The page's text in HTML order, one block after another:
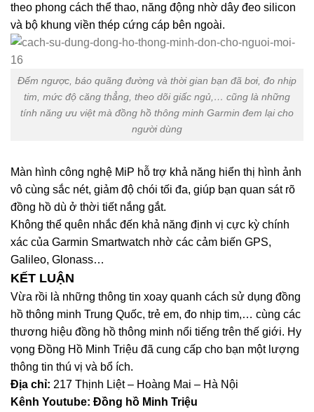
theo phong cách thể thao, năng động nhờ dây đeo silicon
và bộ khung viền thép cứng cáp bên ngoài.
Đếm ngược, báo quãng đường và thời gian bạn đã bơi, đo nhịp
tim, mức độ căng thẳng, theo dõi giấc ngủ,… cũng là những
tính năng ưu việt mà đồng hồ thông minh Garmin đem lại cho
người dùng
Màn hình công nghệ MiP hỗ trợ khả năng hiển thị hình ảnh
vô cùng sắc nét, giảm độ chói tối đa, giúp bạn quan sát rõ
đồng hồ dù ở thời tiết nắng gắt.
Không thể quên nhắc đến khả năng định vị cực kỳ chính
xác của Garmin Smartwatch nhờ các cảm biến GPS,
Galileo, Glonass…
KẾT LUẬN
Vừa rồi là những thông tin xoay quanh cách sử dụng đồng
hồ thông minh Trung Quốc, trẻ em, đo nhịp tim,… cùng các
thương hiệu đồng hồ thông minh nổi tiếng trên thế giới. Hy
vọng Đồng Hồ Minh Triệu đã cung cấp cho bạn một lượng
thông tin thú vị và bổ ích.
Địa chỉ: 217 Thịnh Liệt – Hoàng Mai – Hà Nội
Kênh Youtube: Đồng hồ Minh Triệu